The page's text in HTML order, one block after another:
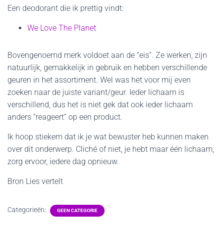
Een deodorant die ik prettig vindt:
We Love The Planet
Bovengenoemd merk voldoet aan de “eis”. Ze werken, zijn
natuurlijk, gemakkelijk in gebruik en hebben verschillende
geuren in het assortiment. Wel was het voor mij even
zoeken naar de juiste variant/geur. Ieder lichaam is
verschillend, dus het is niet gek dat ook ieder lichaam
anders “reageert” op een product.
Ik hoop stiekem dat ik je wat bewuster heb kunnen maken
over dit onderwerp. Cliché of niet, je hebt maar één lichaam,
zorg ervoor, iedere dag opnieuw.
Bron Lies vertelt
Categorieën: GEEN CATEGORIE